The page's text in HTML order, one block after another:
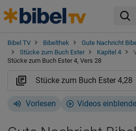
Bibel TV Bibelthek
Gute Nachricht
Stücke zum Buch Ester
Kapitel 4
Stücke zum Buch Ester 4, Vers 28
Vorlesen Videos